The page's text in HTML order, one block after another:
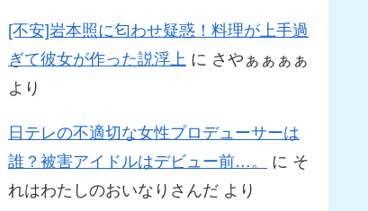
[不安]岩本照に匂わせ疑惑！料理が上手過
ぎて彼女が作った説浮上 に さやぁぁぁぁ
より
日テレの不適切な女性プロデューサーは
誰？被害アイドルはデビュー前…。
に そ
れはわたしのおいなりさんだ より